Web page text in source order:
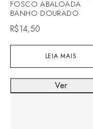
LEIA MAIS
FOSCO ABALOADA
BANHO DOURADO
R$14,50
Ver